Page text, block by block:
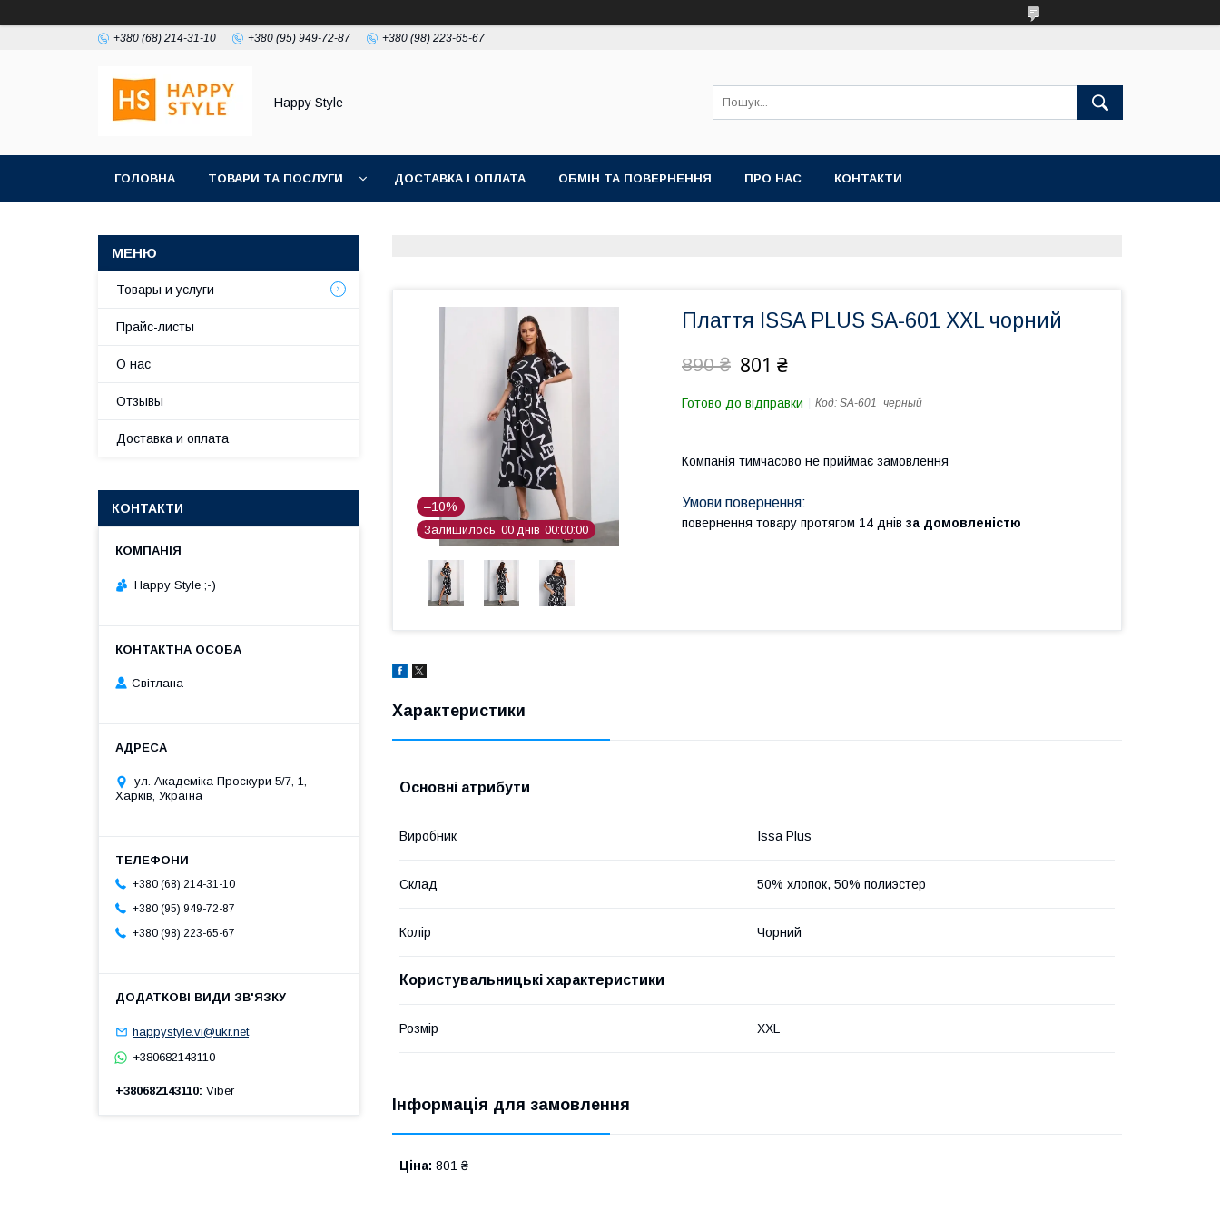
+380 (68) 214-31-10 +380 (95) 949-72-87 +380 (98) 223-65-67
Happy Style
ГОЛОВНА ТОВАРИ ТА ПОСЛУГИ ДОСТАВКА І ОПЛАТА ОБМІН ТА ПОВЕРНЕННЯ ПРО НАС КОНТАКТИ
–10%
Залишилось 00 днів 00 00 00
Плаття ISSA PLUS SA-601 XXL чорний
890 ₴ 801 ₴
Готово до відправки Код: SA-601_черный
Компанія тимчасово не приймає замовлення
повернення товару протягом 14 днів за домовленістю
Характеристики
Основні атрибути
Виробник Issa Plus
Склад 50% хлопок, 50% полиэстер
Колір Чорний
Користувальницькі характеристики
Розмір XXL
Інформація для замовлення
Ціна: 801 ₴
Товары и услуги
Прайс-листы
О нас
Отзывы
Доставка и оплата
КОНТАКТИ
Happy Style ;-)
Cвітлана
ул. Академіка Проскури 5/7, 1,
Харків, Україна
+380 (68) 214-31-10
+380 (95) 949-72-87
+380 (98) 223-65-67
happystyle.vi@ukr.net
+380682143110
+380682143110 Viber